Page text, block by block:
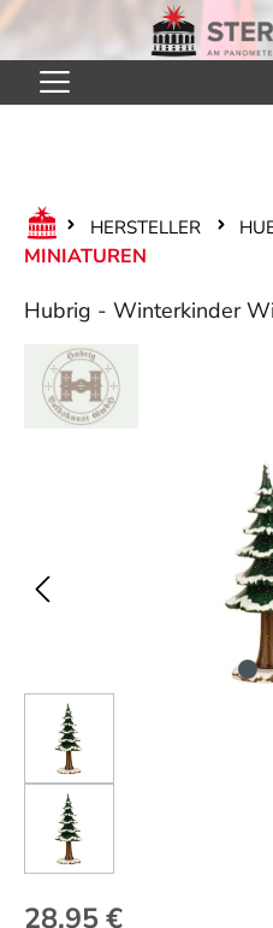
Zum Hauptinhalt springen
HERSTELLER
MINIATUREN
Hubrig - Winterkinder
Regulärer Preis:
28,95 €